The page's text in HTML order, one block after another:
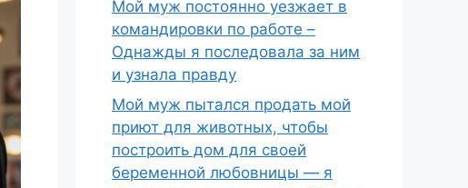
Мой муж постоянно уезжает в
командировки по работе –
Однажды я последовала за ним
и узнала правду
Мой муж пытался продать мой
приют для животных, чтобы
построить дом для своей
беременной любовницы — я